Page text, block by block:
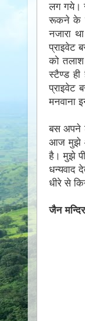
लग गये।
रूकने के
नजारा
प्राइवेट
को
स्टैण्ड
प्राइवेट
मनवाना
बस अपने
आज मुझे
है। मुझे
धन्यवाद
धीरे से
जैन